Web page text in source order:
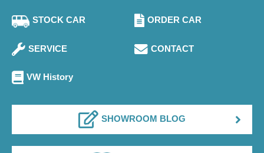
STOCK CAR ORDER CAR
SERVICE CONTACT
VW History
SHOWROOM BLOG